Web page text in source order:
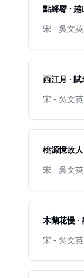
點絳脣 ·
宋 - 吳文英
西江月 ·
宋 - 吳文英
桃源憶故人
宋 - 吳文英
木蘭花慢 ·
宋 - 吳文英